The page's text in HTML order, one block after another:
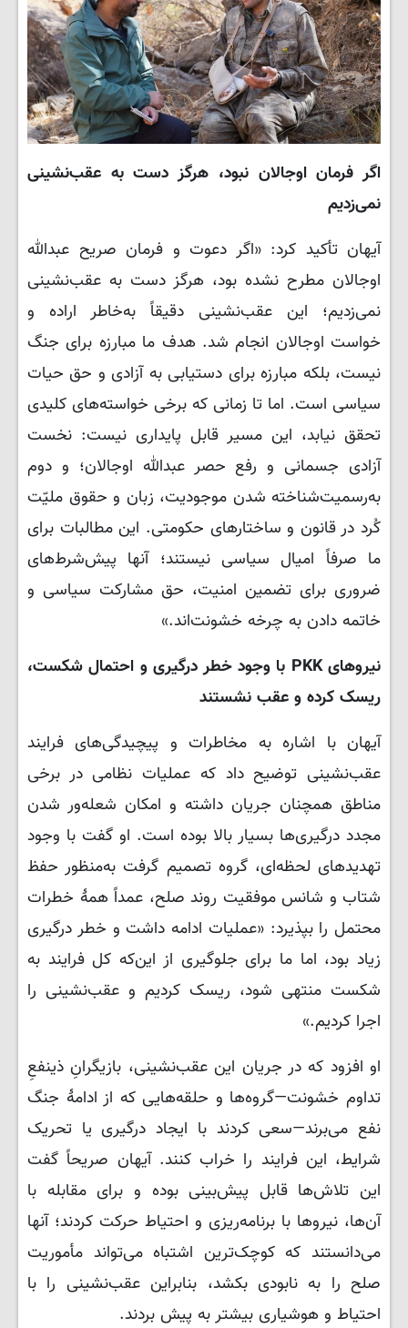
اگر فرمان اوجالان نبود، هرگز دست به عقب‌نشینی
نمی‌زدیم
آیهان تأکید کرد: «اگر دعوت و فرمان صریح عبدالله
اوجالان مطرح نشده بود، هرگز دست به عقب‌نشینی
نمی‌زدیم؛ این عقب‌نشینی دقیقاً به‌خاطر اراده و
خواست اوجالان انجام شد. هدف ما مبارزه برای جنگ
نیست، بلکه مبارزه برای دستیابی به آزادی و حق حیات
سیاسی است. اما تا زمانی که برخی خواسته‌های کلیدی
تحقق نیابد، این مسیر قابل پایداری نیست: نخست
آزادی جسمانی و رفع حصر عبدالله اوجالان؛ و دوم
به‌رسمیت‌شناخته شدن موجودیت، زبان و حقوق ملیّت
کُرد در قانون و ساختارهای حکومتی. این مطالبات برای
ما صرفاً امیال سیاسی نیستند؛ آنها پیش‌شرط‌های
ضروری برای تضمین امنیت، حق مشارکت سیاسی و
خاتمه دادن به چرخه خشونت‌اند.»
نیروهای PKK با وجود خطر درگیری و احتمال شکست،
ریسک کرده و عقب نشستند
آیهان با اشاره به مخاطرات و پیچیدگی‌های فرایند
عقب‌نشینی توضیح داد که عملیات نظامی در برخی
مناطق همچنان جریان داشته و امکان شعله‌ور شدن
مجدد درگیری‌ها بسیار بالا بوده است. او گفت با وجود
تهدیدهای لحظه‌ای، گروه تصمیم گرفت به‌منظور حفظ
شتاب و شانس موفقیت روند صلح، عمداً همهٔ خطرات
محتمل را بپذیرد: «عملیات ادامه داشت و خطر درگیری
زیاد بود، اما ما برای جلوگیری از این‌که کل فرایند به
شکست منتهی شود، ریسک کردیم و عقب‌نشینی را
اجرا کردیم.»
او افزود که در جریان این عقب‌نشینی، بازیگرانِ ذینفعِ
تداوم خشونت—گروه‌ها و حلقه‌هایی که از ادامهٔ جنگ
نفع می‌برند—سعی کردند با ایجاد درگیری یا تحریک
شرایط، این فرایند را خراب کنند. آیهان صریحاً گفت
این تلاش‌ها قابل پیش‌بینی بوده و برای مقابله با
آن‌ها، نیروها با برنامه‌ریزی و احتیاط حرکت کردند؛ آنها
می‌دانستند که کوچک‌ترین اشتباه می‌تواند مأموریت
صلح را به نابودی بکشد، بنابراین عقب‌نشینی را با
احتیاط و هوشیاری بیشتر به پیش بردند.